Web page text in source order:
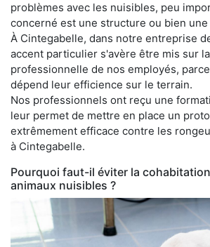
problèmes avec les nuisibles, peu
concerné est une structure ou bien
À Cintegabelle, dans notre entreprise
accent particulier s'avère être mis sur
professionnelle de nos employés,
dépend leur efficience sur le terrain.
Nos professionnels ont reçu une
leur permet de mettre en place un
extrêmement efficace contre les
à Cintegabelle.
Pourquoi faut-il éviter la
animaux nuisibles ?